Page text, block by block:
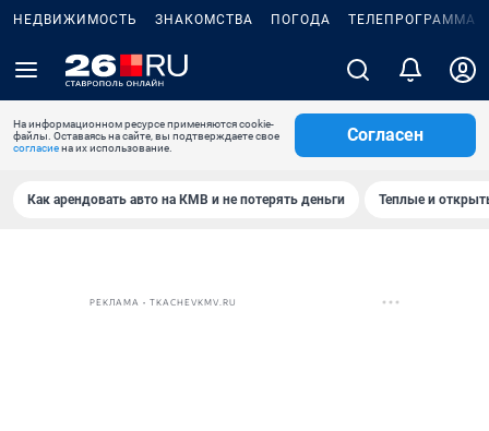
НЕДВИЖИМОСТЬ ЗНАКОМСТВА ПОГОДА ТЕЛЕПРОГРАММА
На информационном ресурсе применяются cookie-
файлы. Оставаясь на сайте, вы подтверждаете свое
согласиена их использование.
Согласен
Как арендовать авто на КМВ и не потерять деньги Теплые и
РЕКЛАМА • TKACHEVKMV.RU